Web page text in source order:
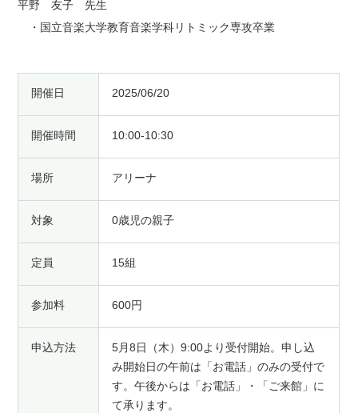
平野 友子 先生
・国立音楽大学教育音楽学科リトミック専攻卒業
開催日 2025/06/20
開催時間 10:00-10:30
場所 アリーナ
対象 0歳児の親子
定員 15組
参加料 600円
申込方法
5月8日（木）9:00より受付開始。申し込
み開始日の午前は「お電話」のみの受付で
す。午後からは「お電話」・「ご来館」に
て承ります。